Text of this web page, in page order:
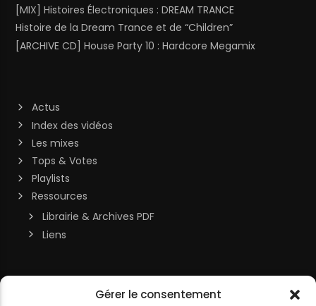
Gérer le consentement
[MIX] Histoires Électroniques : DREAM TRANCE
Histoire de la Dream Trance et de “Children”
[ARCHIVE CD] House Party 10 : Hardcore Megamix
Actus
Index des vidéos
Les mixes
Tops & Votes
Playlists
Ressources
Librairie & Archives PDF
Liens
MON COMPTE